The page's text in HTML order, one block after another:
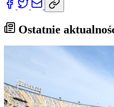
Ostatnie